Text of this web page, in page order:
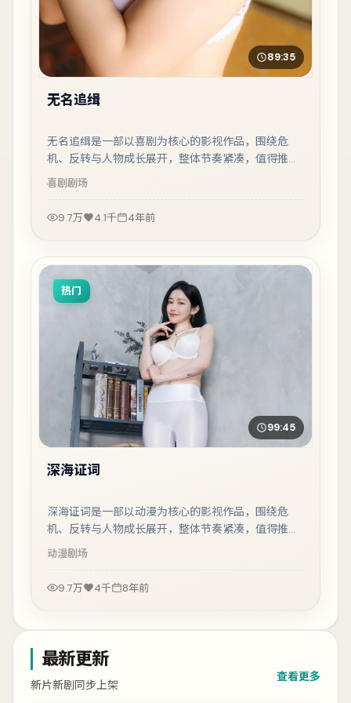
89:35
无名追缉
无名追缉是一部以喜剧为核心的影视作品，围绕危
机、反转与人物成长展开，整体节奏紧凑，值得推荐
观看。
喜剧剧场
9.7万 4.1千 4年前
热门
99:45
深海证词
深海证词是一部以动漫为核心的影视作品，围绕危
机、反转与人物成长展开，整体节奏紧凑，值得推荐
观看。
动漫剧场
9.7万 4千 8年前
最新更新
新片新剧同步上架
查看更多